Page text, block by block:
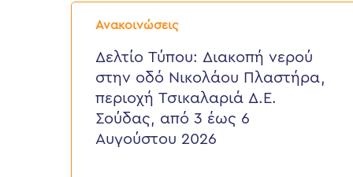
Ανακοινώσεις
Δελτίο
Τύπου:
νερού
στην
Νικολάου
Πλαστήρα,
περιοχή
Τσικαλαριά
Δελτίο Τύπου: Διακοπή νερού
στην οδό Νικολάου Πλαστήρα,
περιοχή Τσικαλαριά Δ.Ε.
Σούδας, από 3 έως 6
Αυγούστου 2026